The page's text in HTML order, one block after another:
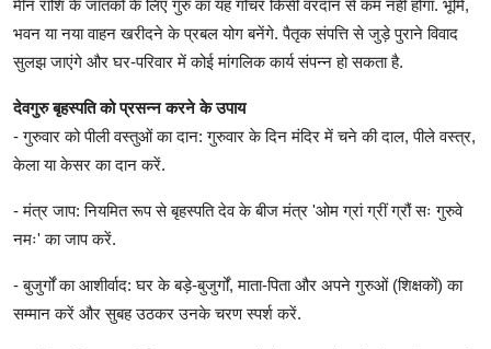
मीन राशि के जातकों के लिए गुरु का यह गोचर किसी वरदान से कम नहीं होगा. भूमि,
भवन या नया वाहन खरीदने के प्रबल योग बनेंगे. पैतृक संपत्ति से जुड़े पुराने विवाद
सुलझ जाएंगे और घर-परिवार में कोई मांगलिक कार्य संपन्न हो सकता है.
देवगुरु बृहस्पति को प्रसन्न करने के उपाय
- गुरुवार को पीली वस्तुओं का दान: गुरुवार के दिन मंदिर में चने की दाल, पीले वस्त्र,
केला या केसर का दान करें.
- मंत्र जाप: नियमित रूप से बृहस्पति देव के बीज मंत्र 'ओम ग्रां ग्रीं ग्रौं सः गुरुवे
नमः' का जाप करें.
- बुजुर्गों का आशीर्वाद: घर के बड़े-बुजुर्गों, माता-पिता और अपने गुरुओं (शिक्षकों) का
सम्मान करें और सुबह उठकर उनके चरण स्पर्श करें.